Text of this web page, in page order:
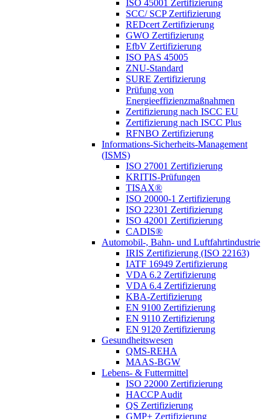
ISO 45001 Zertifizierung
SCC/ SCP Zertifizierung
REDcert Zertifizierung
GWO Zertifizierung
EfbV Zertifizierung
ISO PAS 45005
ZNU-Standard
SURE Zertifizierung
Prüfung von
Energieeffizienzmaßnahmen
Zertifizierung nach ISCC EU
Zertifizierung nach ISCC Plus
RFNBO Zertifizierung
Informations-Sicherheits-Management
(ISMS)
ISO 27001 Zertifizierung
KRITIS-Prüfungen
TISAX®
ISO 20000-1 Zertifizierung
ISO 22301 Zertifizierung
ISO 42001 Zertifizierung
CADIS®
Automobil-, Bahn- und Luftfahrtindustrie
IRIS Zertifizierung (ISO 22163)
IATF 16949 Zertifizierung
VDA 6.2 Zertifizierung
VDA 6.4 Zertifizierung
KBA-Zertifizierung
EN 9100 Zertifizierung
EN 9110 Zertifizierung
EN 9120 Zertifizierung
Gesundheitswesen
QMS-REHA
MAAS-BGW
Lebens- & Futtermittel
ISO 22000 Zertifizierung
HACCP Audit
QS Zertifizierung
GMP+ Zertifizierung